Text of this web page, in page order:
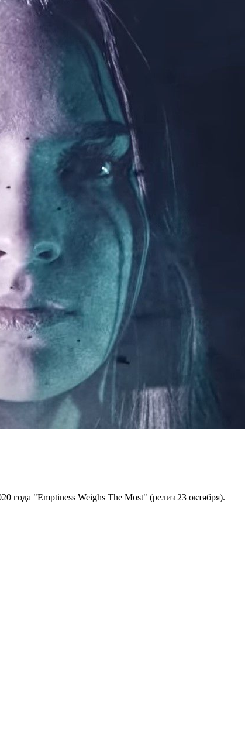
года "Emptiness Weighs The Most" (релиз 23 октября).